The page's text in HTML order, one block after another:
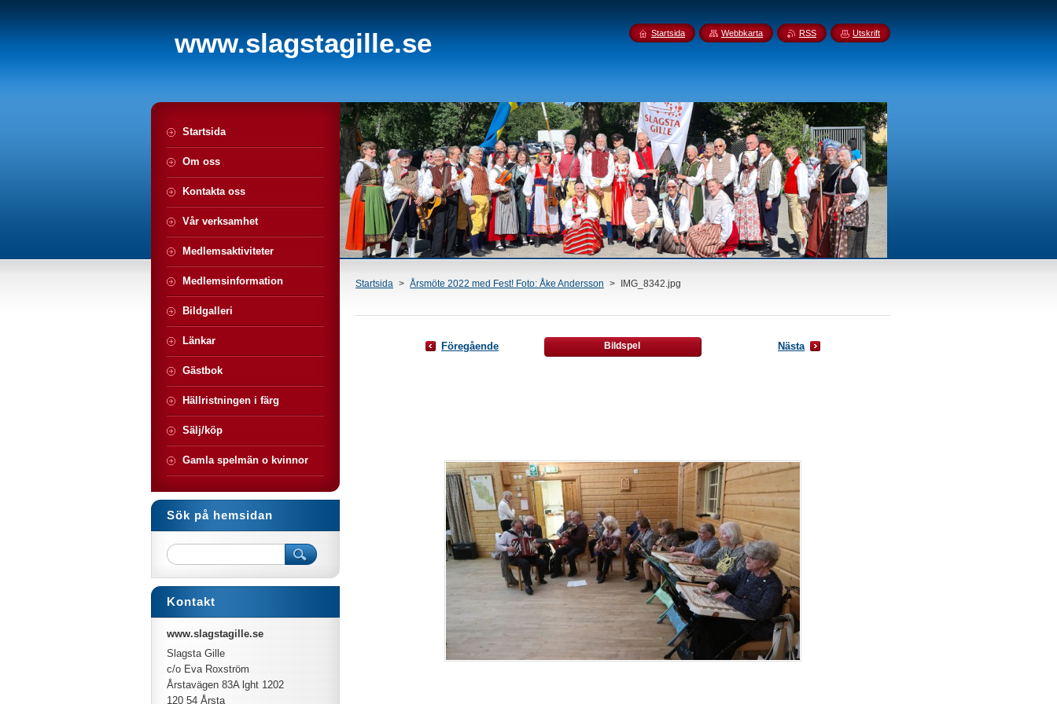
www.slagstagille.se
Startsida > Årsmöte 2022 med Fest! Foto: Åke Andersson > IMG_8342.jpg
Föregående Bildspel Nästa
Startsida
Om oss
Kontakta oss
Vår verksamhet
Medlemsaktiviteter
Medlemsinformation
Bildgalleri
Länkar
Gästbok
Hällristningen i färg
Sälj/köp
Gamla spelmän o kvinnor
Sök på hemsidan
Kontakt
www.slagstagille.se
Slagsta Gille
c/o Eva Roxström
Årstavägen 83A lght 1202
120 54 Årsta
Startsida Webbkarta RSS Utskrift